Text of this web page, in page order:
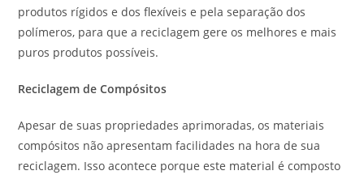
produtos rígidos e dos flexíveis e pela separação dos
polímeros, para que a reciclagem gere os melhores e mais
puros produtos possíveis.
Reciclagem de Compósitos
Apesar de suas propriedades aprimoradas, os materiais
compósitos não apresentam facilidades na hora de sua
reciclagem. Isso acontece porque este material é composto